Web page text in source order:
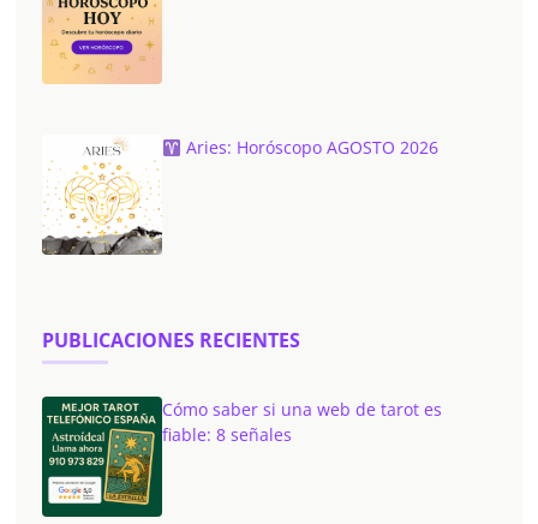
Aries: Horóscopo AGOSTO 2026
PUBLICACIONES RECIENTES
Cómo saber si una web de tarot es
fiable: 8 señales